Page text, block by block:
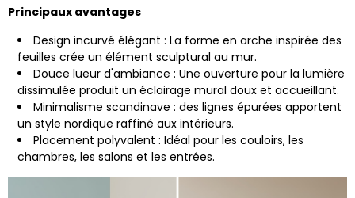
Principaux avantages
Design incurvé élégant : La forme en arche inspirée des
feuilles crée un élément sculptural au mur.
Douce lueur d'ambiance : Une ouverture pour la lumière
dissimulée produit un éclairage mural doux et accueillant.
Minimalisme scandinave : des lignes épurées apportent
un style nordique raffiné aux intérieurs.
Placement polyvalent : Idéal pour les couloirs, les
chambres, les salons et les entrées.